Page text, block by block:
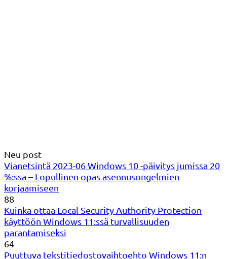
Neu post
Vianetsintä 2023-06 Windows 10 -päivitys jumissa 20
%:ssa – Lopullinen opas asennusongelmien
korjaamiseen
88
Kuinka ottaa Local Security Authority Protection
käyttöön Windows 11:ssä turvallisuuden
parantamiseksi
64
Puuttuva tekstitiedostovaihtoehto Windows 11:n